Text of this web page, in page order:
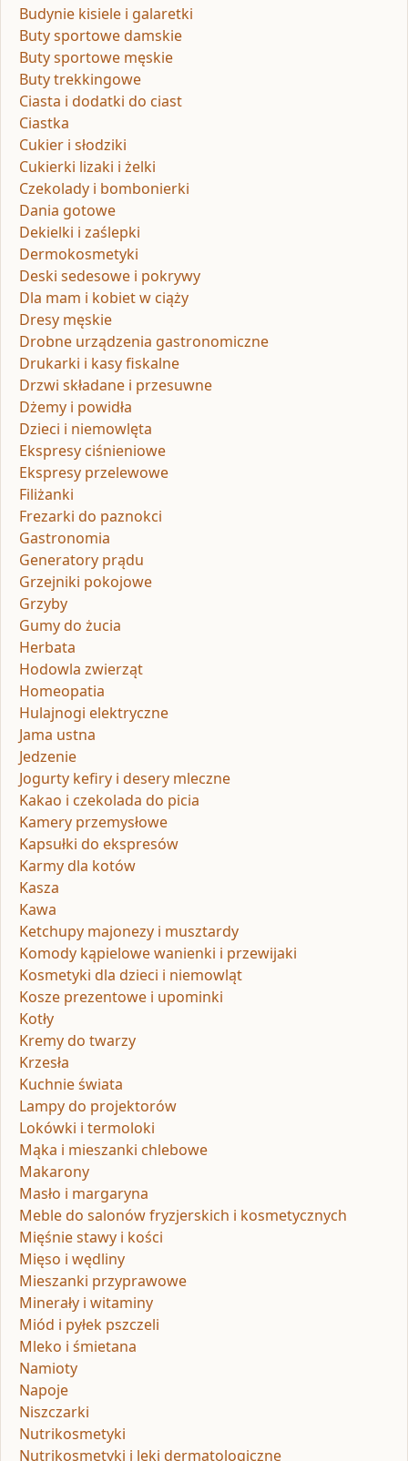
Budynie kisiele i galaretki
Buty sportowe damskie
Buty sportowe męskie
Buty trekkingowe
Ciasta i dodatki do ciast
Ciastka
Cukier i słodziki
Cukierki lizaki i żelki
Czekolady i bombonierki
Dania gotowe
Dekielki i zaślepki
Dermokosmetyki
Deski sedesowe i pokrywy
Dla mam i kobiet w ciąży
Dresy męskie
Drobne urządzenia gastronomiczne
Drukarki i kasy fiskalne
Drzwi składane i przesuwne
Dżemy i powidła
Dzieci i niemowlęta
Ekspresy ciśnieniowe
Ekspresy przelewowe
Filiżanki
Frezarki do paznokci
Gastronomia
Generatory prądu
Grzejniki pokojowe
Grzyby
Gumy do żucia
Herbata
Hodowla zwierząt
Homeopatia
Hulajnogi elektryczne
Jama ustna
Jedzenie
Jogurty kefiry i desery mleczne
Kakao i czekolada do picia
Kamery przemysłowe
Kapsułki do ekspresów
Karmy dla kotów
Kasza
Kawa
Ketchupy majonezy i musztardy
Komody kąpielowe wanienki i przewijaki
Kosmetyki dla dzieci i niemowląt
Kosze prezentowe i upominki
Kotły
Kremy do twarzy
Krzesła
Kuchnie świata
Lampy do projektorów
Lokówki i termoloki
Mąka i mieszanki chlebowe
Makarony
Masło i margaryna
Meble do salonów fryzjerskich i kosmetycznych
Mięśnie stawy i kości
Mięso i wędliny
Mieszanki przyprawowe
Minerały i witaminy
Miód i pyłek pszczeli
Mleko i śmietana
Namioty
Napoje
Niszczarki
Nutrikosmetyki
Nutrikosmetyki i leki dermatologiczne